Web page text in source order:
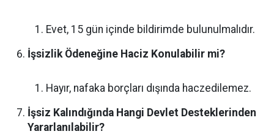
Evet, 15 gün içinde bildirimde bulunulmalıdır.
İşsizlik Ödeneğine Haciz Konulabilir mi?
Hayır, nafaka borçları dışında haczedilemez.
İşsiz Kalındığında Hangi Devlet Desteklerinden
Yararlanılabilir?